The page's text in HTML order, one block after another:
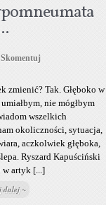
Skomentuj
zmienić? Tak. Głęboko w
nie mógłbym
wszelkich
okoliczności, sytuacja,
aczkolwiek głęboka,
Ryszard Kapuściński
w artyk [...]
dalej ~